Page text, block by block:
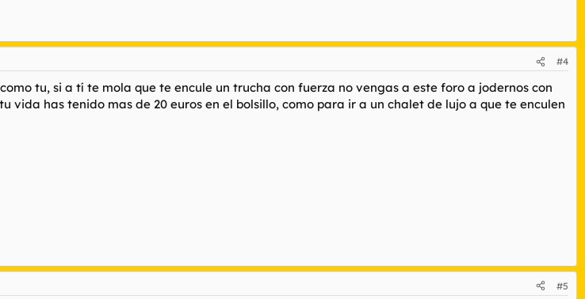
#4
tu, si a tí te mola que te encule un trucha con fuerza no vengas a este foro a jodernos con
vida has tenido mas de 20 euros en el bolsillo, como para ir a un chalet de lujo a que te enculen
#5